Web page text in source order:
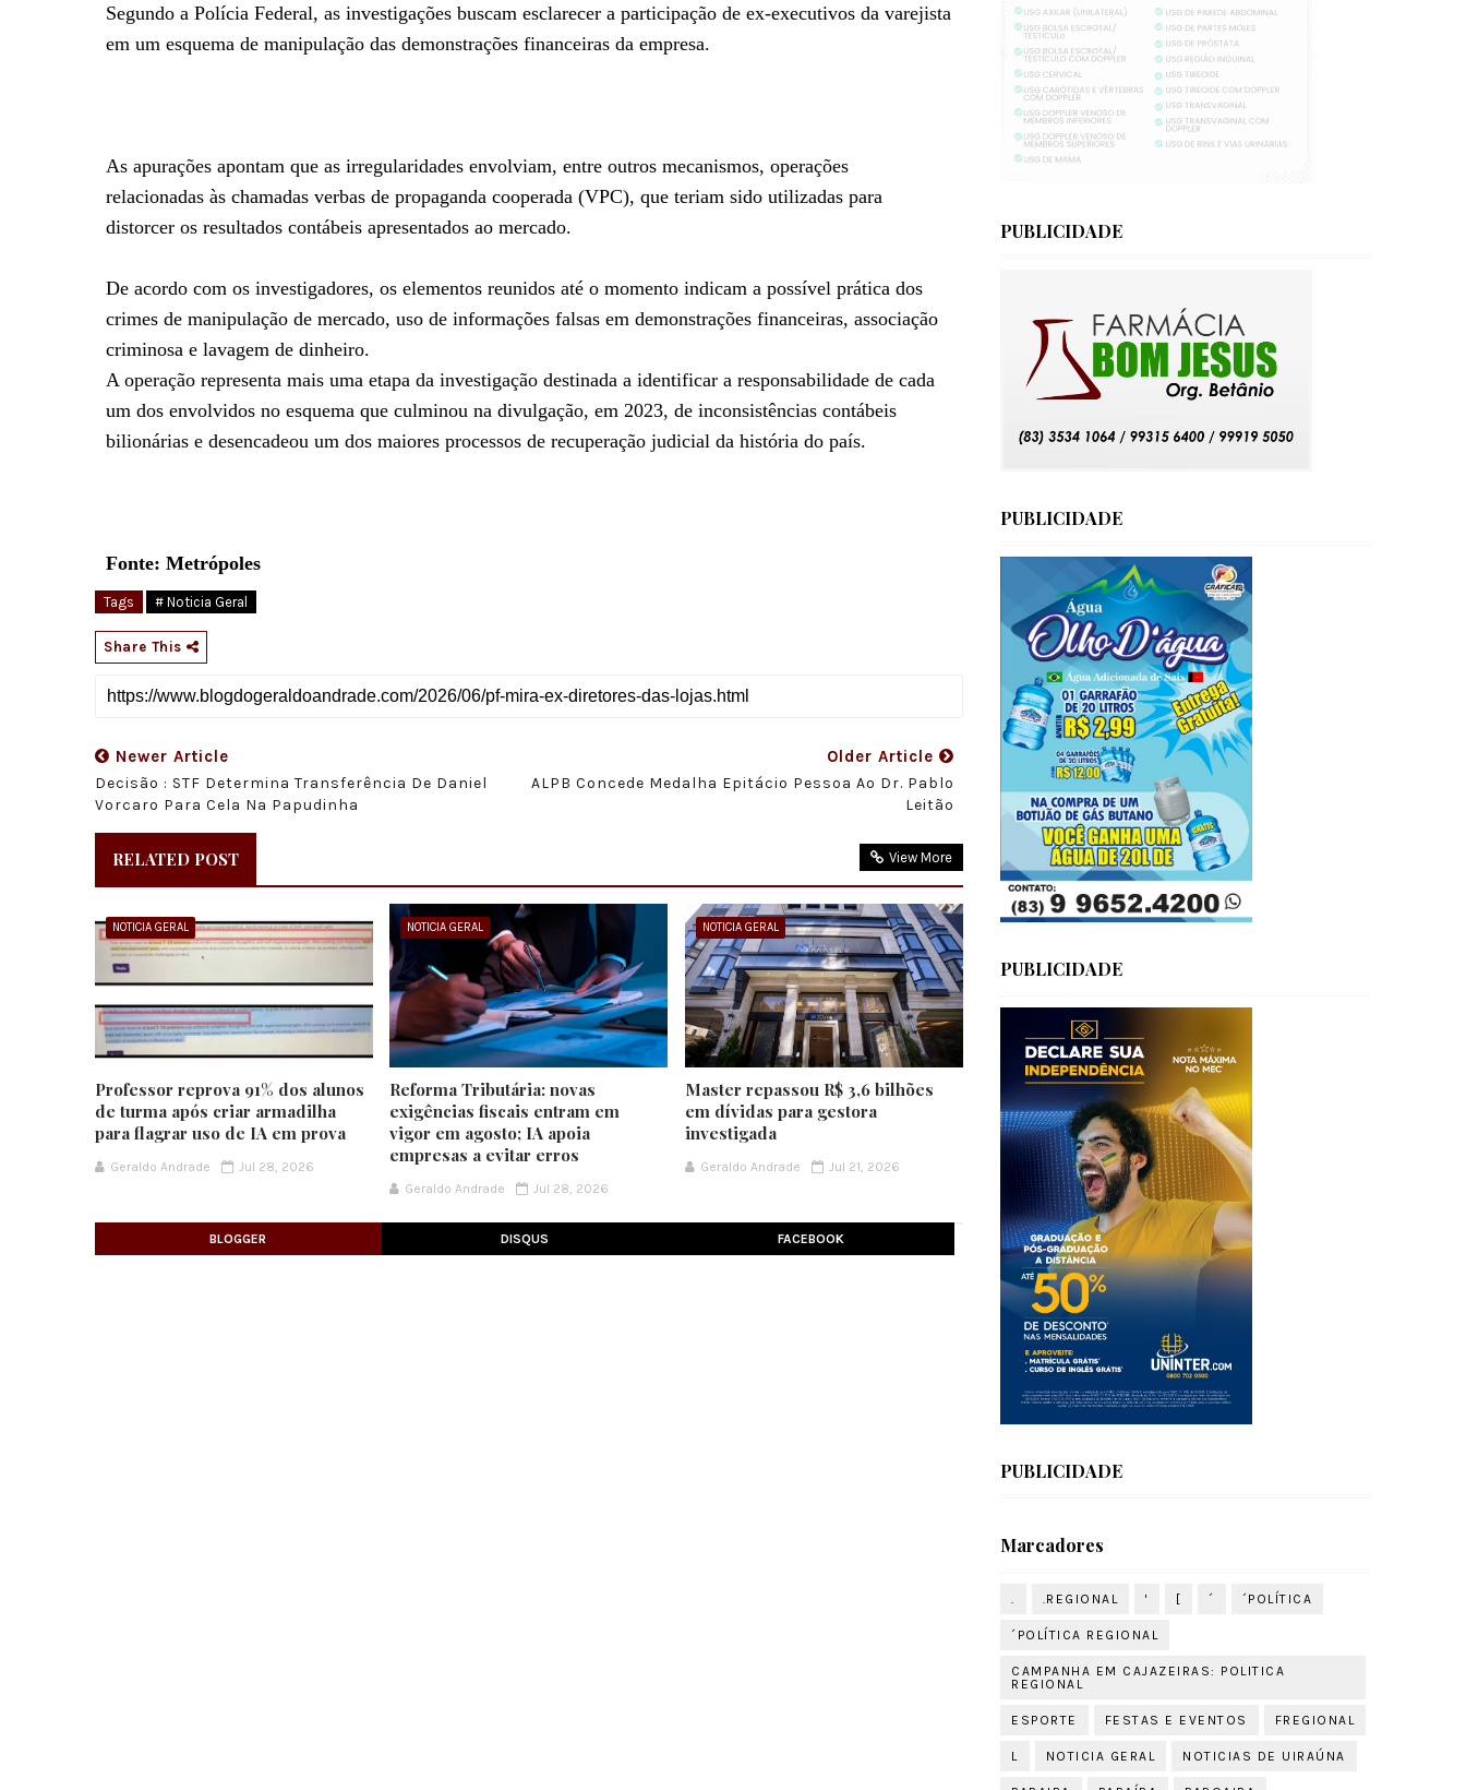
Segundo a Polícia Federal, as investigações buscam esclarecer a participação de ex-executivos da varejista
em um esquema de manipulação das demonstrações financeiras da empresa.
As apurações apontam que as irregularidades envolviam, entre outros mecanismos, operações
relacionadas às chamadas verbas de propaganda cooperada (VPC), que teriam sido utilizadas para
distorcer os resultados contábeis apresentados ao mercado.
De acordo com os investigadores, os elementos reunidos até o momento indicam a possível prática dos
crimes de manipulação de mercado, uso de informações falsas em demonstrações financeiras, associação
criminosa e lavagem de dinheiro.
A operação representa mais uma etapa da investigação destinada a identificar a responsabilidade de cada
um dos envolvidos no esquema que culminou na divulgação, em 2023, de inconsistências contábeis
bilionárias e desencadeou um dos maiores processos de recuperação judicial da história do país.
Fonte: Metrópoles
Tags # Noticia Geral
Share This
Newer Article
Decisão : STF Determina Transferência De Daniel
Vorcaro Para Cela Na Papudinha
Older Article
ALPB Concede Medalha Epitácio Pessoa Ao Dr. Pablo
Leitão
RELATED POST View More
NOTICIA GERAL
Professor reprova 91% dos alunos
de turma após criar armadilha
para flagrar uso de IA em prova
Geraldo Andrade Jul 28, 2026
NOTICIA GERAL
Reforma Tributária: novas
exigências fiscais entram em
vigor em agosto; IA apoia
empresas a evitar erros
Geraldo Andrade Jul 28, 2026
NOTICIA GERAL
Master repassou R$ 3,6 bilhões
em dívidas para gestora
investigada
Geraldo Andrade Jul 21, 2026
BLOGGER DISQUS FACEBOOK
PUBLICIDADE
PUBLICIDADE
PUBLICIDADE
PUBLICIDADE
Marcadores
. .REGIONAL ' [ ´ ´POLÍTICA
´POLÍTICA REGIONAL
CAMPANHA EM CAJAZEIRAS: POLITICA
REGIONAL
ESPORTE FESTAS E EVENTOS FREGIONAL
L NOTICIA GERAL NOTICIAS DE UIRAÚNA